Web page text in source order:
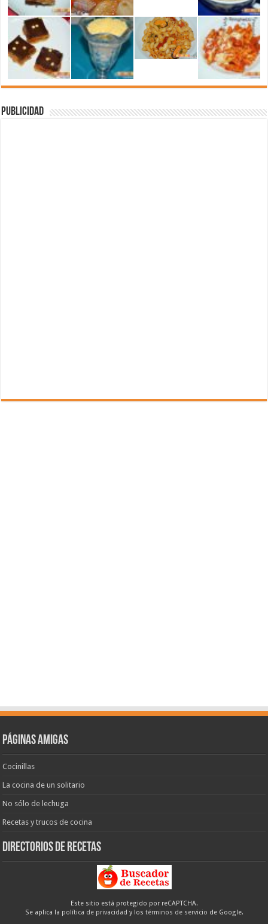
Publicidad
Páginas amigas
Cocinillas
La cocina de un solitario
No sólo de lechuga
Recetas y trucos de cocina
Directorios de recetas
Este sitio está protegido por reCAPTCHA.
Se aplica la política de privacidad y los términos de servicio de Google.